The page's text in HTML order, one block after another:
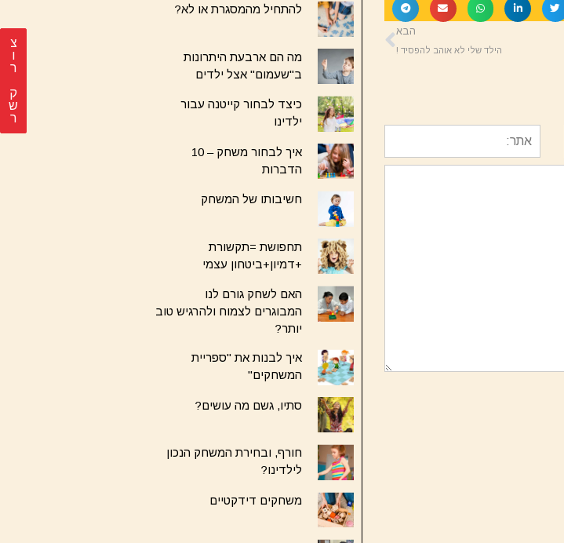
צ
ר
ק
ש
ר
הבא
הילד שלי לא אוהב להפסיד !
להתחיל מהמסגרת או לא?
מה הם ארבעת היתרונות
ב"שעמום" אצל ילדים
כיצד לבחור קייטנה עבור
ילדינו
איך לבחור משחק – 10
הדברות
חשיבותו של המשחק
תחפושת =תקשורת
+דמיון+ביטחון עצמי
האם לשחק גורם לנו
המבוגרים לצמוח ולהרגיש טוב
יותר?
איך לבנות את "ספריית
המשחקים"
סתיו, גשם מה עושים?
חורף, ובחירת המשחק הנכון
לילדינו?
משחקים דידקטיים